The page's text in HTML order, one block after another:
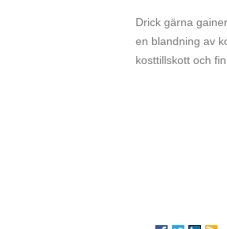
Drick gärna
en blandning av
kosttillskott och